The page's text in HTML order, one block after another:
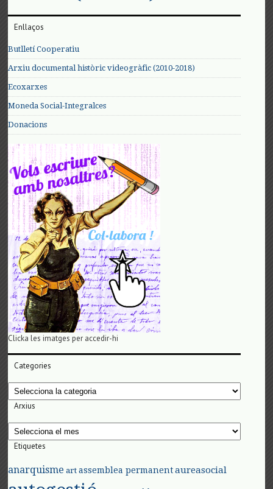
Enllaços
Butlletí Cooperatiu
Arxiu documental històric videogràfic (2010-2018)
Ecoxarxes
Moneda Social-Integralces
Donacions
Clicka les imatges per accedir-hi
Categories
Categories
Arxius
Arxius
Etiquetes
anarquisme art assemblea permanent aureasocial